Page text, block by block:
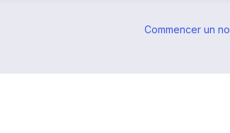
Commencer un